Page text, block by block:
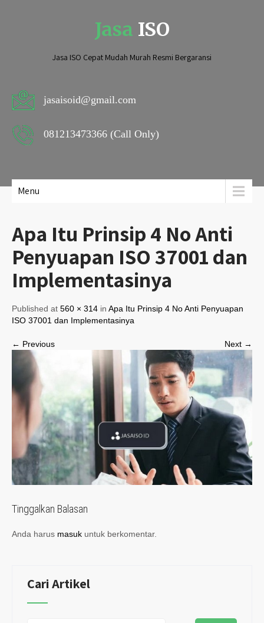
Jasa ISO
Jasa ISO Cepat Mudah Murah Resmi Bergaransi
jasaisoid@gmail.com
081213473366 (Call Only)
Menu
Apa Itu Prinsip 4 No Anti
Penyuapan ISO 37001 dan
Implementasinya
Published at 560 × 314 in Apa Itu Prinsip 4 No Anti Penyuapan
ISO 37001 dan Implementasinya
← Previous Next →
Tinggalkan Balasan
Anda harus masuk untuk berkomentar.
Cari Artikel